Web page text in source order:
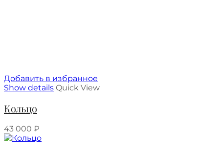
Добавить в избранное
Show details Quick View
Кольцо
43 000 ₽